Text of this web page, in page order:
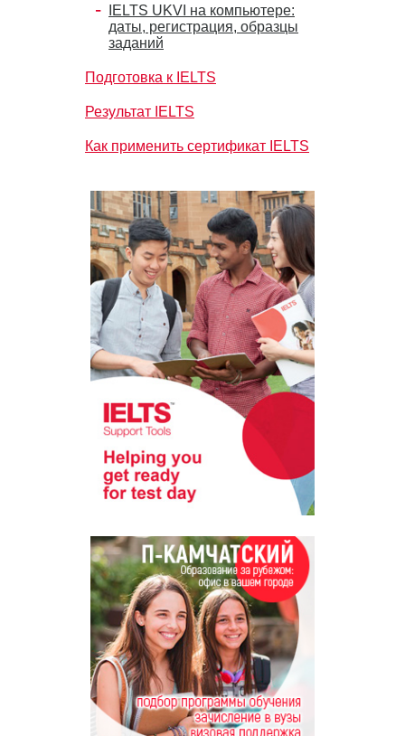
IELTS UKVI на компьютере:
даты, регистрация, образцы
заданий
Подготовка к IELTS
Результат IELTS
Как применить сертификат IELTS